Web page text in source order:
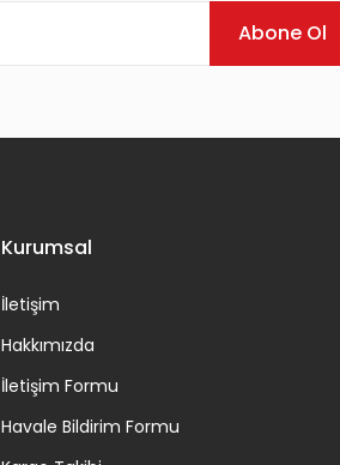
Abone Ol
Kurumsal
İletişim
Hakkımızda
İletişim Formu
Havale Bildirim Formu